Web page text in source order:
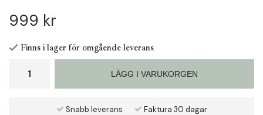
999 kr
Finns i lager för omgående leverans
LÄGG I VARUKORGEN
Snabb leverans
Faktura 30 dagar